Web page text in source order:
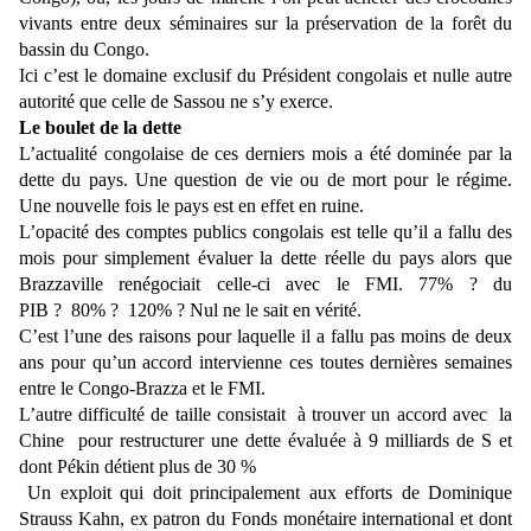
vivants entre deux séminaires sur la préservation de la forêt du
bassin du Congo.
Ici c’est le domaine exclusif du Président congolais et nulle autre
autorité que celle de Sassou ne s’y exerce.
Le boulet de la dette
L’actualité congolaise de ces derniers mois a été dominée par la
dette du pays. Une question de vie ou de mort pour le régime.
Une nouvelle fois le pays est en effet en ruine.
L’opacité des comptes publics congolais est telle qu’il a fallu des
mois pour simplement évaluer la dette réelle du pays alors que
Brazzaville renégociait celle-ci avec le FMI. 77% ? du
PIB ? 80% ? 120% ? Nul ne le sait en vérité.
C’est l’une des raisons pour laquelle il a fallu pas moins de deux
ans pour qu’un accord intervienne ces toutes dernières semaines
entre le Congo-Brazza et le FMI.
L’autre difficulté de taille consistait à trouver un accord avec la
Chine pour restructurer une dette évaluée à 9 milliards de S et
dont Pékin détient plus de 30 %
Un exploit qui doit principalement aux efforts de Dominique
Strauss Kahn, ex patron du Fonds monétaire international et dont